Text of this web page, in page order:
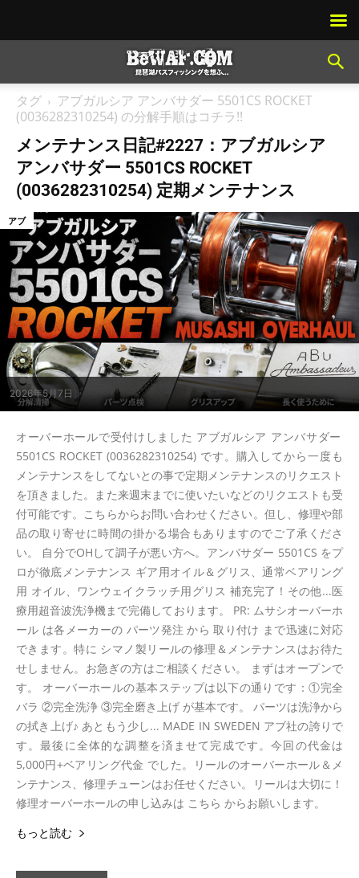
タグ
アブガルシア アンバサダー 5501CS ROCKET
(0036282310254) の分解手順はコチラ!!
メンテナンス日記#2227：アブガルシア
アンバサダー 5501CS ROCKET
(0036282310254) 定期メンテナンス
2026年5月7日
アブ
オーバーホールで受付けしました アブガルシア アンバサダー
5501CS ROCKET (0036282310254) です。購入してから一度も
メンテナンスをしてないとの事で定期メンテナンスのリクエスト
を頂きました。また来週末までに使いたいなどのリクエストも受
付可能です。こちらからお問い合わせください。但し、修理や部
品の取り寄せに時間の掛かる場合もありますのでご了承くださ
い。 自分でOHして調子が悪い方へ。アンバサダー 5501CS をプ
ロが徹底メンテナンス ギア用オイル＆グリス、通常ベアリング
用 オイル、ワンウェイクラッチ用グリス 補充完了！その他...医
療用超音波洗浄機まで完備しております。 PR: ムサシオーバーホ
ール は各メーカーの パーツ発注 から 取り付け まで迅速に対応
できます。特に シマノ製リールの修理＆メンテナンスはお待た
せしません。お急ぎの方はご相談ください。 まずはオープンで
す。 オーバーホールの基本ステップは以下の通りです：①完全
バラ ②完全洗浄 ③完全磨き上げ が基本です。 パーツは洗浄から
の拭き上げ♪ あともう少し... MADE IN SWEDEN アブ社の誇りで
す。最後に全体的な調整を済ませて完成です。今回の代金は
5,000円+ベアリング代金 でした。リールのオーバーホール＆メ
ンテナンス、修理チューンはお任せください。リールは大切に！
修理オーバーホールの申し込みは こちら からお願いします。
もっと読む